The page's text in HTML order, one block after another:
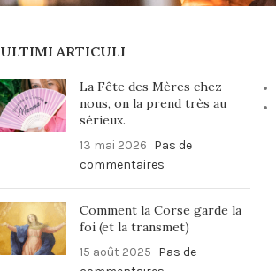
ULTIMI ARTICULI
La Fête des Mères chez
nous, on la prend très au
sérieux.
13 mai 2026 Pas de
commentaires
Comment la Corse garde la
foi (et la transmet)
15 août 2025 Pas de